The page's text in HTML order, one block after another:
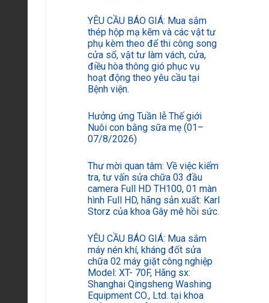
YÊU CẦU BÁO GIÁ: Mua sắm
thép hộp mạ kẽm và các vật tư
phụ kèm theo để thi công song
cửa sổ, vật tư làm vách, cửa,
điều hòa thông gió phục vụ
hoạt động theo yêu cầu tại
Bệnh viện.
Hưởng ứng Tuần lễ Thế giới
Nuôi con bằng sữa mẹ (01–
07/8/2026)
Thư mời quan tâm: Về việc kiểm
tra, tư vấn sửa chữa 03 đầu
camera Full HD TH100, 01 màn
hình Full HD, hãng sản xuất: Karl
Storz của khoa Gây mê hồi sức.
YÊU CẦU BÁO GIÁ: Mua sắm
máy nén khí, kháng đốt sửa
chữa 02 máy giặt công nghiệp
Model: XT- 70F, Hãng sx:
Shanghai Qingsheng Washing
Equipment CO., Ltd. tại khoa